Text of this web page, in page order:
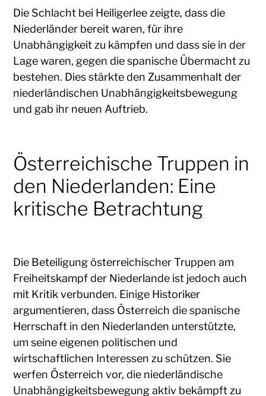
Die Schlacht bei Heiligerlee zeigte, dass die
Niederländer bereit waren, für ihre
Unabhängigkeit zu kämpfen und dass sie in der
Lage waren, gegen die spanische Übermacht zu
bestehen. Dies stärkte den Zusammenhalt der
niederländischen Unabhängigkeitsbewegung
und gab ihr neuen Auftrieb.
Österreichische Truppen in
den Niederlanden: Eine
kritische Betrachtung
Die Beteiligung österreichischer Truppen am
Freiheitskampf der Niederlande ist jedoch auch
mit Kritik verbunden. Einige Historiker
argumentieren, dass Österreich die spanische
Herrschaft in den Niederlanden unterstützte,
um seine eigenen politischen und
wirtschaftlichen Interessen zu schützen. Sie
werfen Österreich vor, die niederländische
Unabhängigkeitsbewegung aktiv bekämpft zu